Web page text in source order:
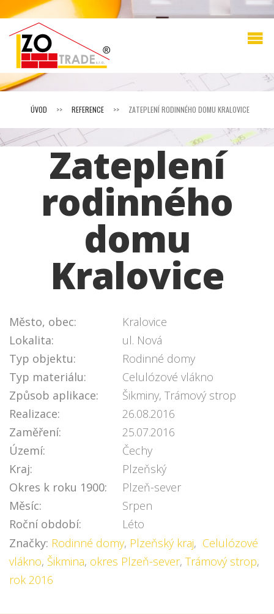
ÚVOD >> REFERENCE >> ZATEPLENÍ RODINNÉHO DOMU KRALOVICE
Zateplení
rodinného
domu
Kralovice
Město, obec:
Kralovice
Lokalita:
ul. Nová
Typ objektu:
Rodinné domy
Typ materiálu:
Celulózové vlákno
Způsob aplikace:
Šikminy, Trámový strop
Realizace:
26.08.2016
Zaměření:
25.07.2016
Území:
Čechy
Kraj:
Plzeňský
Okres k roku 1900:
Plzeň-sever
Měsíc:
Srpen
Roční období:
Léto
Značky: Rodinné domy, Plzeňský kraj, Celulózové
vlákno, Šikmina, okres Plzeň-sever, Trámový strop,
rok 2016